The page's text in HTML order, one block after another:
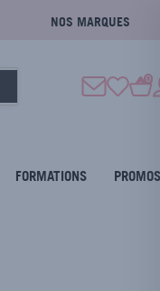
NOS MARQUES
0
FORMATIONS PROMOS